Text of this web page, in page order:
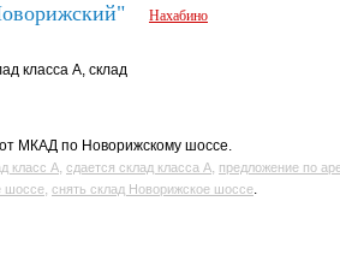
Нахабино
класса A, склад
МКАД по Новорижскому шоссе.
класс А, сдается склад класса А, предложение по
шоссе, снять склад Новорижское шоссе.